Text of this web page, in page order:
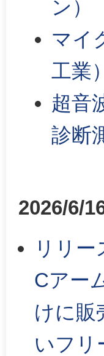
ン）
マイ
工業）
超音
診断
2026/6/
リリ
Cアー
けに販
いフリ